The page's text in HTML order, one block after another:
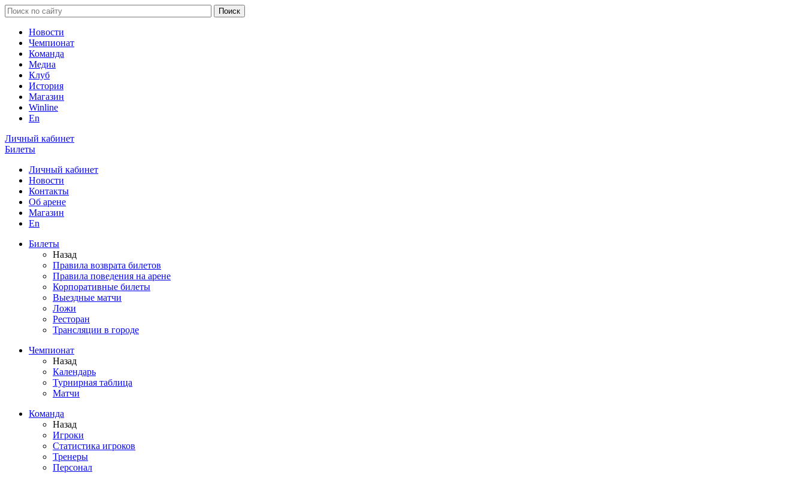
Новости
Чемпионат
Команда
Медиа
Клуб
История
Магазин
Winline
En
Личный кабинет
Билеты
Личный кабинет
Новости
Контакты
Об арене
Магазин
En
Билеты
Назад
Правила возврата билетов
Правила поведения на арене
Корпоративные билеты
Выездные матчи
Ложи
Ресторан
Трансляции в городе
Чемпионат
Назад
Календарь
Турнирная таблица
Матчи
Команда
Назад
Игроки
Статистика игроков
Тренеры
Персонал